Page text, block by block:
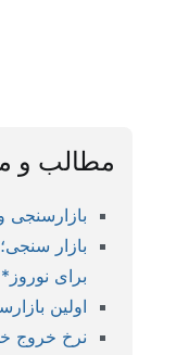
مطالب و
بازارسنجی
بازار
برای نوروز*
اولین
نرخ خروج